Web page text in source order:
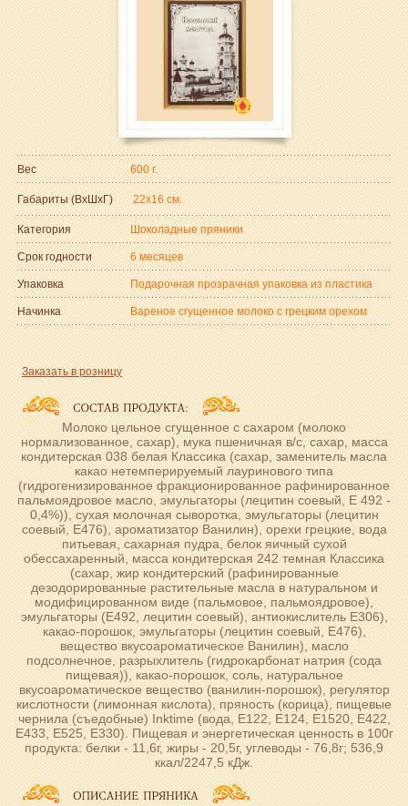
Вес 600 г.
Габариты (ВxШxГ) 22x16 см.
Категория Шоколадные пряники
Срок годности 6 месяцев
Упаковка Подарочная прозрачная упаковка из пластика
Начинка Вареное сгущенное молоко с грецким орехом
Заказать в розницу
Молоко цельное сгущенное с сахаром (молоко
нормализованное, сахар), мука пшеничная в/с, сахар, масса
кондитерская 038 белая Классика (сахар, заменитель масла
какао нетемперируемый лауринового типа
(гидрогенизированное фракционированное рафинированное
пальмоядровое масло, эмульгаторы (лецитин соевый, Е 492 -
0,4%)), сухая молочная сыворотка, эмульгаторы (лецитин
соевый, Е476), ароматизатор Ванилин), орехи грецкие, вода
питьевая, сахарная пудра, белок яичный сухой
обессахаренный, масса кондитерская 242 темная Классика
(сахар, жир кондитерский (рафинированные
дезодорированные растительные масла в натуральном и
модифицированном виде (пальмовое, пальмоядровое),
эмульгаторы (Е492, лецитин соевый), антиокислитель Е306),
какао-порошок, эмульгаторы (лецитин соевый, Е476),
вещество вкусоароматическое Ванилин), масло
подсолнечное, разрыхлитель (гидрокарбонат натрия (сода
пищевая)), какао-порошок, соль, натуральное
вкусоароматическое вещество (ванилин-порошок), регулятор
кислотности (лимонная кислота), пряность (корица), пищевые
чернила (съедобные) Inktime (вода, Е122, Е124, Е1520, Е422,
Е433, Е525, Е330). Пищевая и энергетическая ценность в 100г
продукта: белки - 11,6г, жиры - 20,5г, углеводы - 76,8г; 536,9
ккал/2247,5 кДж.